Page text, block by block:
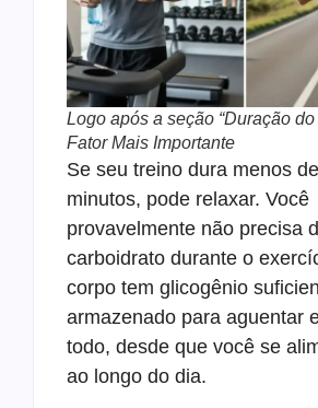
Logo após a seção “Duração
Fator Mais Importante
Se seu treino dura menos
minutos, pode relaxar. Você
provavelmente não precisa
carboidrato durante o
corpo tem glicogênio
armazenado para aguentar
todo, desde que você se
ao longo do dia.